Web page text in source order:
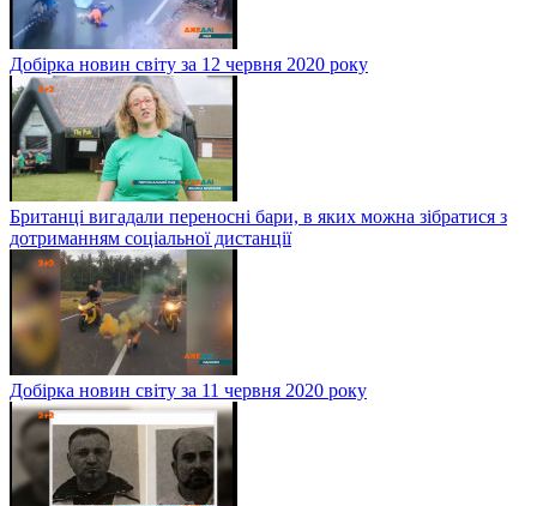
Добірка новин світу за 12 червня 2020 року
Британці вигадали переносні бари, в яких можна зібратися з
дотриманням соціальної дистанції
Добірка новин світу за 11 червня 2020 року